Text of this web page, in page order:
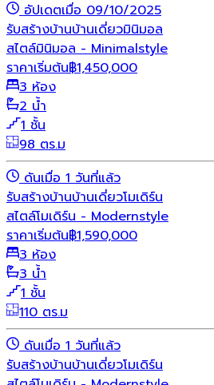
อัปเดตเมื่อ 09/10/2025
รับสร้างบ้านบ้านเดี่ยวมินิมอล
สไตล์มินิมอล - Minimalstyle
ราคาเริ่มต้น฿1,450,000
3 ห้อง
2 น้ำ
1 ชั้น
98 ตร.ม
ดันเมื่อ 1 วันที่แล้ว
รับสร้างบ้านบ้านเดี่ยวโมเดิร์น
สไตล์โมเดิร์น - Modernstyle
ราคาเริ่มต้น฿1,590,000
3 ห้อง
3 น้ำ
1 ชั้น
110 ตร.ม
ดันเมื่อ 1 วันที่แล้ว
รับสร้างบ้านบ้านเดี่ยวโมเดิร์น